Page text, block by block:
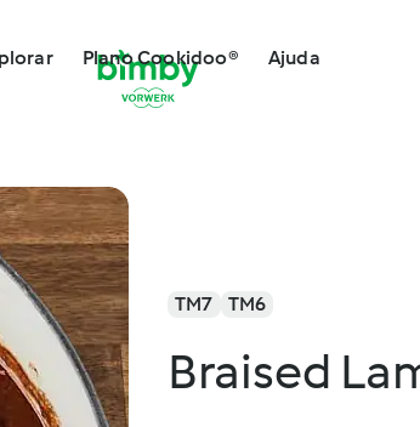
Plano Cookidoo® Ajuda
TM7 TM6
Braised